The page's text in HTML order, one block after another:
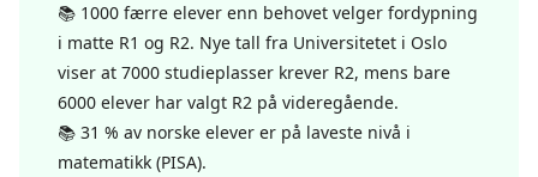
📚 1000 færre elever enn behovet velger fordypning
i matte R1 og R2. Nye tall fra Universitetet i Oslo
viser at 7000 studieplasser krever R2, mens bare
6000 elever har valgt R2 på videregående.
📚 31 % av norske elever er på laveste nivå i
matematikk (PISA).